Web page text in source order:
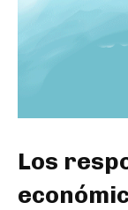
Los